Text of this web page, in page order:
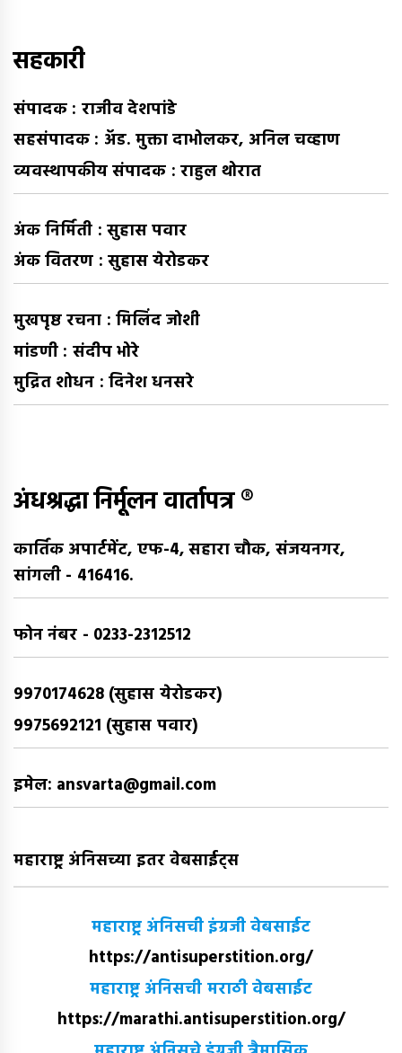
सहकारी
संपादक : राजीव देशपांडे
सहसंपादक : अ‍ॅड. मुक्ता दाभोलकर, अनिल चव्हाण
व्यवस्थापकीय संपादक : राहुल थोरात
अंक निर्मिती : सुहास पवार
अंक वितरण : सुहास येरोडकर
मुखपृष्ठ रचना : मिलिंद जोशी
मांडणी : संदीप भोरे
मुद्रित शोधन : दिनेश धनसरे
अंधश्रद्धा निर्मूलन वार्तापत्र ®
कार्तिक अपार्टमेंट, एफ-4, सहारा चौक, संजयनगर,
सांगली - 416416.
फोन नंबर - 0233-2312512
9970174628 (सुहास येरोडकर)
9975692121 (सुहास पवार)
इमेल: ansvarta@gmail.com
महाराष्ट्र अंनिसच्या इतर वेबसाईट्स
महाराष्ट्र अंनिसची इंग्रजी वेबसाईट
https://antisuperstition.org/
महाराष्ट्र अंनिसची मराठी वेबसाईट
https://marathi.antisuperstition.org/